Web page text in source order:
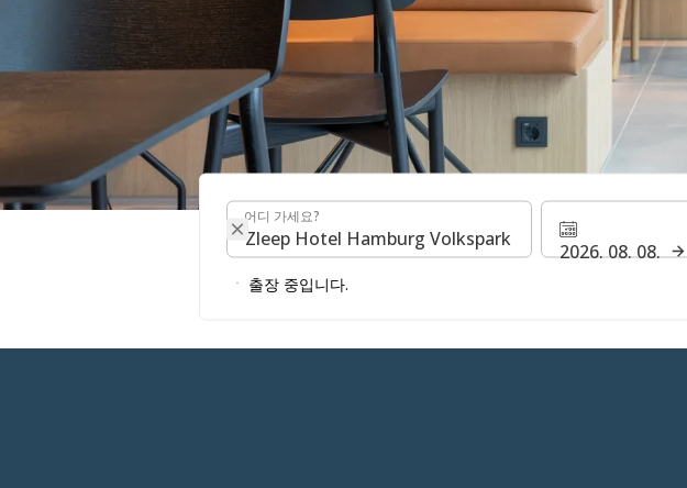
레스토랑 & 바
어디 가세요?
어디 가세요?
2026. 08. 08.
출장 중입니다.